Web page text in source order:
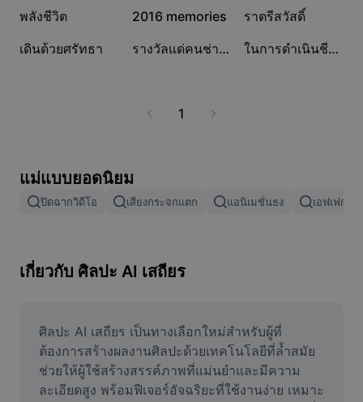
ลบพื้นหลังรูปภาพ
เครื่องมือปรับปรุงรูปภาพ
เครื่องมือแก้ไขภาพถ่ายออนไลน์
เครื่องมือสร้างมีม
AI Text Remover
อื่นๆ
Dreamina Seedance 2.0 Launch
2.2K
พลังชีวิต 1K
2016 memories 967
ราตรีสวัสดิ์
785
เดินด้วยศรัทธา 654 รางวัลแด่คนช่างฝัน 287 ในการดำเนินชีวิต
1
แม่แบบยอดนิยม
ปิดฉากวิดีโอ เสียงกระจกแตก แอนิเมชั่นธง เอฟเฟกต์
เกี่ยวกับ ศิลปะ AI เสถียร
ศิลปะ AI เสถียร เป็นทางเลือกใหม่สำหรับผู้ที่
ต้องการสร้างผลงานศิลปะด้วยเทคโนโลยีที่ล้ำสมัย
ช่วยให้ผู้ใช้สร้างสรรค์ภาพที่แม่นยำและมีความ
ละเอียดสูง พร้อมฟีเจอร์อัจฉริยะที่ใช้งานง่าย เหมาะ